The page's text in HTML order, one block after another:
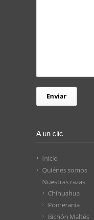
A un clic
Inicio
Quiénes somos
Nuestras razas
Chihuahua
Pomerania
Bichón Maltés